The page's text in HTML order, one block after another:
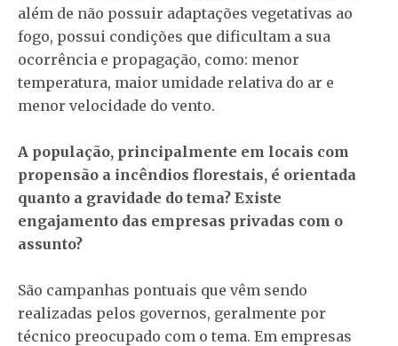
além de não possuir adaptações vegetativas ao
fogo, possui condições que dificultam a sua
ocorrência e propagação, como: menor
temperatura, maior umidade relativa do ar e
menor velocidade do vento.
A população, principalmente em locais com
propensão a incêndios florestais, é orientada
quanto a gravidade do tema? Existe
engajamento das empresas privadas com o
assunto?
São campanhas pontuais que vêm sendo
realizadas pelos governos, geralmente por
técnico preocupado com o tema. Em empresas